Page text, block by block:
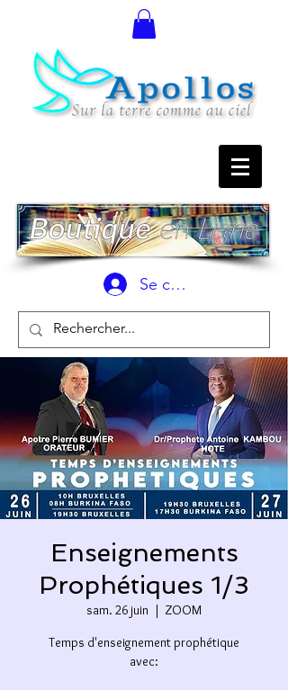
Se connecter
Enseignements
Prophétiques 1/3
sam. 26 juin
  |
ZOOM
Temps d'enseignement prophétique
avec: